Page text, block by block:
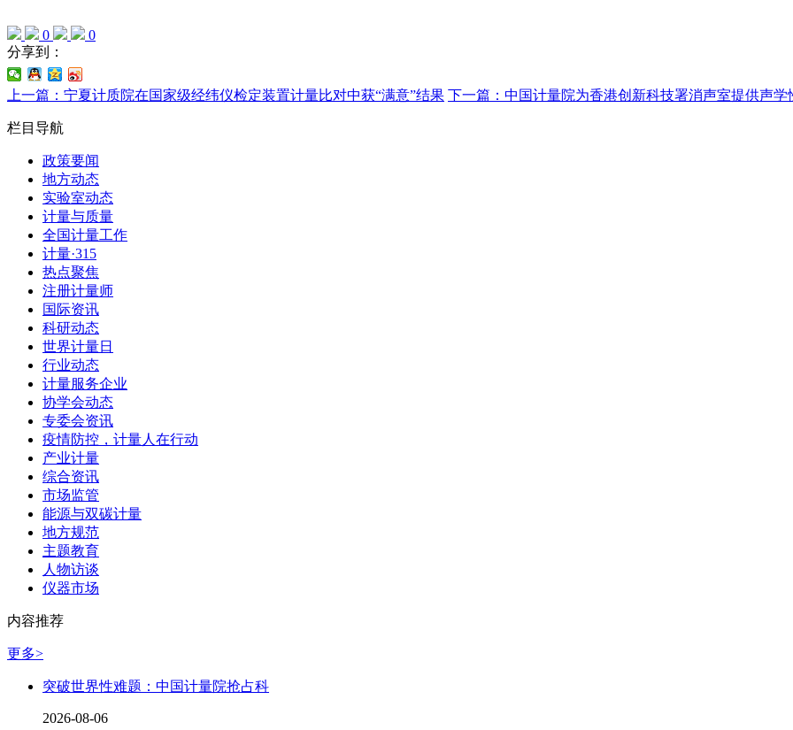
0
0
分享到：
上一篇：宁夏计质院在国家级经纬仪检定装置计量比对中获“满意”结果 下一篇：中国计量院为香港创新科技署消声室提供声学
栏目导航
政策要闻
地方动态
实验室动态
计量与质量
全国计量工作
计量·315
热点聚焦
注册计量师
国际资讯
科研动态
世界计量日
行业动态
计量服务企业
协学会动态
专委会资讯
疫情防控，计量人在行动
产业计量
综合资讯
市场监管
能源与双碳计量
地方规范
主题教育
人物访谈
仪器市场
内容推荐
更多>
突破世界性难题：中国计量院抢占科
2026-08-06